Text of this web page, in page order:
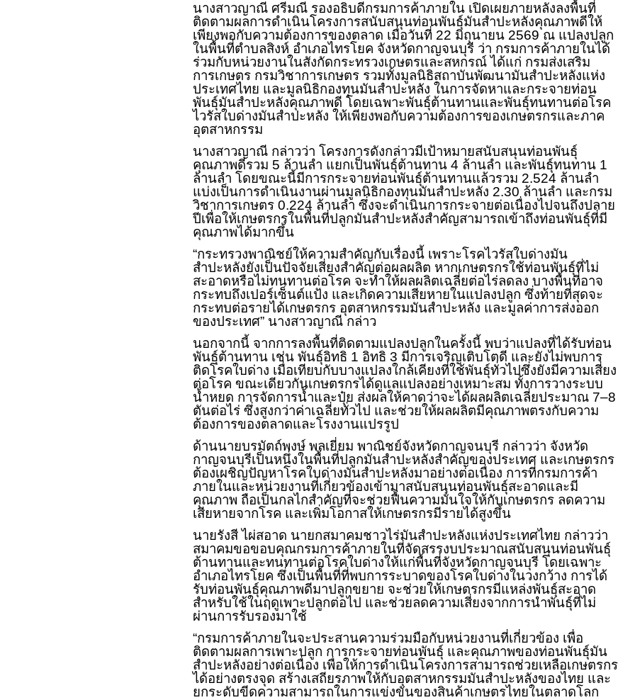
นางสาวญาณี ศรีมณี รองอธิบดีกรมการค้าภายใน เปิดเผยภายหลังลงพื้นที่
ติดตามผลการดำเนินโครงการสนับสนุนท่อนพันธุ์มันสำปะหลังคุณภาพดีให้
เพียงพอกับความต้องการของตลาด เมื่อวันที่ 22 มิถุนายน 2569 ณ แปลงปลูก
ในพื้นที่ตำบลสิงห์ อำเภอไทรโยค จังหวัดกาญจนบุรี ว่า กรมการค้าภายในได้
ร่วมกับหน่วยงานในสังกัดกระทรวงเกษตรและสหกรณ์ ได้แก่ กรมส่งเสริม
การเกษตร กรมวิชาการเกษตร รวมทั้งมูลนิธิสถาบันพัฒนามันสำปะหลังแห่ง
ประเทศไทย และมูลนิธิกองทุนมันสำปะหลัง ในการจัดหาและกระจายท่อน
พันธุ์มันสำปะหลังคุณภาพดี โดยเฉพาะพันธุ์ต้านทานและพันธุ์ทนทานต่อโรค
ไวรัสใบด่างมันสำปะหลัง ให้เพียงพอกับความต้องการของเกษตรกรและภาค
อุตสาหกรรม
นางสาวญาณี กล่าวว่า โครงการดังกล่าวมีเป้าหมายสนับสนุนท่อนพันธุ์
คุณภาพดีรวม 5 ล้านลำ แยกเป็นพันธุ์ต้านทาน 4 ล้านลำ และพันธุ์ทนทาน 1
ล้านลำ โดยขณะนี้มีการกระจายท่อนพันธุ์ต้านทานแล้วรวม 2.524 ล้านลำ
แบ่งเป็นการดำเนินงานผ่านมูลนิธิกองทุนมันสำปะหลัง 2.30 ล้านลำ และกรม
วิชาการเกษตร 0.224 ล้านลำ ซึ่งจะดำเนินการกระจายต่อเนื่องไปจนถึงปลาย
ปีเพื่อให้เกษตรกรในพื้นที่ปลูกมันสำปะหลังสำคัญสามารถเข้าถึงท่อนพันธุ์ที่มี
คุณภาพได้มากขึ้น
“กระทรวงพาณิชย์ให้ความสำคัญกับเรื่องนี้ เพราะโรคไวรัสใบด่างมัน
สำปะหลังยังเป็นปัจจัยเสี่ยงสำคัญต่อผลผลิต หากเกษตรกรใช้ท่อนพันธุ์ที่ไม่
สะอาดหรือไม่ทนทานต่อโรค จะทำให้ผลผลิตเฉลี่ยต่อไร่ลดลง บางพื้นที่อาจ
กระทบถึงเปอร์เซ็นต์แป้ง และเกิดความเสียหายในแปลงปลูก ซึ่งท้ายที่สุดจะ
กระทบต่อรายได้เกษตรกร อุตสาหกรรมมันสำปะหลัง และมูลค่าการส่งออก
ของประเทศ” นางสาวญาณี กล่าว
นอกจากนี้ จากการลงพื้นที่ติดตามแปลงปลูกในครั้งนี้ พบว่าแปลงที่ได้รับท่อน
พันธุ์ต้านทาน เช่น พันธุ์อิทธิ 1 อิทธิ 3 มีการเจริญเติบโตดี และยังไม่พบการ
ติดโรคใบด่าง เมื่อเทียบกับบางแปลงใกล้เคียงที่ใช้พันธุ์ทั่วไปซึ่งยังมีความเสี่ยง
ต่อโรค ขณะเดียวกันเกษตรกรได้ดูแลแปลงอย่างเหมาะสม ทั้งการวางระบบ
น้ำหยด การจัดการน้ำและปุ๋ย ส่งผลให้คาดว่าจะได้ผลผลิตเฉลี่ยประมาณ 7–8
ตันต่อไร่ ซึ่งสูงกว่าค่าเฉลี่ยทั่วไป และช่วยให้ผลผลิตมีคุณภาพตรงกับความ
ต้องการของตลาดและโรงงานแปรรูป
ด้านนายบรมัตถ์พงษ์ พลเยี่ยม พาณิชย์จังหวัดกาญจนบุรี กล่าวว่า จังหวัด
กาญจนบุรีเป็นหนึ่งในพื้นที่ปลูกมันสำปะหลังสำคัญของประเทศ และเกษตรกร
ต้องเผชิญปัญหาโรคใบด่างมันสำปะหลังมาอย่างต่อเนื่อง การที่กรมการค้า
ภายในและหน่วยงานที่เกี่ยวข้องเข้ามาสนับสนุนท่อนพันธุ์สะอาดและมี
คุณภาพ ถือเป็นกลไกสำคัญที่จะช่วยฟื้นความมั่นใจให้กับเกษตรกร ลดความ
เสียหายจากโรค และเพิ่มโอกาสให้เกษตรกรมีรายได้สูงขึ้น
นายรังสี ไผ่สอาด นายกสมาคมชาวไร่มันสำปะหลังแห่งประเทศไทย กล่าวว่า
สมาคมขอขอบคุณกรมการค้าภายในที่จัดสรรงบประมาณสนับสนุนท่อนพันธุ์
ต้านทานและทนทานต่อโรคใบด่างให้แก่พื้นที่จังหวัดกาญจนบุรี โดยเฉพาะ
อำเภอไทรโยค ซึ่งเป็นพื้นที่ที่พบการระบาดของโรคใบด่างในวงกว้าง การได้
รับท่อนพันธุ์คุณภาพดีมาปลูกขยาย จะช่วยให้เกษตรกรมีแหล่งพันธุ์สะอาด
สำหรับใช้ในฤดูเพาะปลูกต่อไป และช่วยลดความเสี่ยงจากการนำพันธุ์ที่ไม่
ผ่านการรับรองมาใช้
“กรมการค้าภายในจะประสานความร่วมมือกับหน่วยงานที่เกี่ยวข้อง เพื่อ
ติดตามผลการเพาะปลูก การกระจายท่อนพันธุ์ และคุณภาพของท่อนพันธุ์มัน
สำปะหลังอย่างต่อเนื่อง เพื่อให้การดำเนินโครงการสามารถช่วยเหลือเกษตรกร
ได้อย่างตรงจุด สร้างเสถียรภาพให้กับอุตสาหกรรมมันสำปะหลังของไทย และ
ยกระดับขีดความสามารถในการแข่งขันของสินค้าเกษตรไทยในตลาดโลก